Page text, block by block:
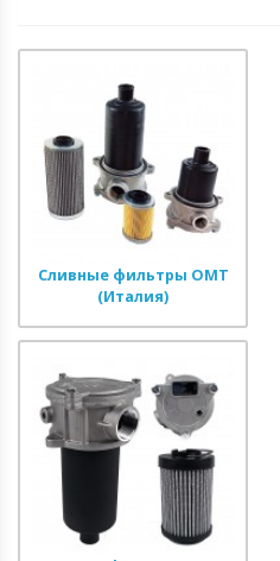
Сливные фильтры OMT
(Италия)